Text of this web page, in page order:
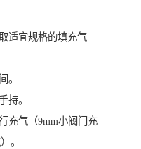
适宜规格的填充气
。
持。
充气（9mm小阀门充
。